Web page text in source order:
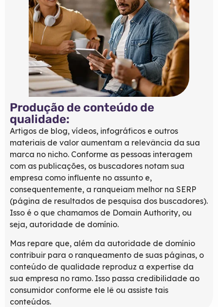
Produção de conteúdo de
qualidade:
Artigos de blog, vídeos, infográficos e outros
materiais de valor aumentam a relevância da sua
marca no nicho. Conforme as pessoas interagem
com as publicações, os buscadores notam sua
empresa como influente no assunto e,
consequentemente, a ranqueiam melhor na SERP
(página de resultados de pesquisa dos buscadores).
Isso é o que chamamos de Domain Authority, ou
seja, autoridade de domínio.
Mas repare que, além da autoridade de domínio
contribuir para o ranqueamento de suas páginas, o
conteúdo de qualidade reproduz a expertise da
sua empresa no ramo. Isso passa credibilidade ao
consumidor conforme ele lê ou assiste tais
conteúdos.